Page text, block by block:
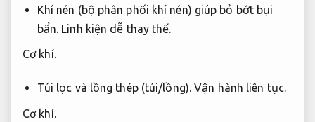
Khí nén (bộ phân phối khí nén) giúp bỏ bớt bụi
bẩn. Linh kiện dễ thay thế.
Cơ khí.
Túi lọc và lồng thép (túi/lồng).Vận hành liên tục.
Cơ khí.